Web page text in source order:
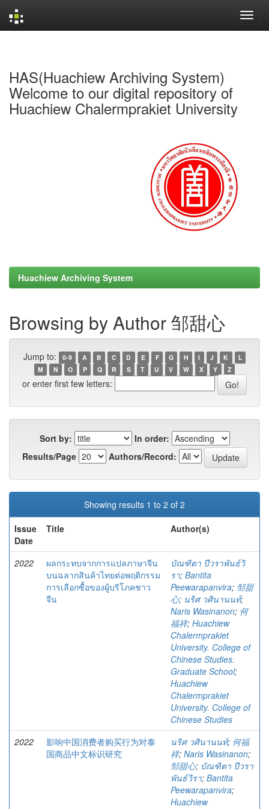
HAS(Huachiew Archiving System)
Welcome to our digital repository of
Huachiew Chalermprakiet University
Huachiew Archiving System
Browsing by Author 邹甜心
Jump to: 0-9 A B C D E F G H I J K
L
M
N O P Q R S T U V W X Y Z
or enter first few letters:
Sort by:
In order:
Results/Page
Authors/Record:
Showing results 1 to 2 of 2
Issue
Date
Title Author(s)
2022
ผลกระทบจากการแปลภาษาจีน
บนฉลากสินค้าไทยต่อพฤติกรรม
การเลือกซื้อของผู้บริโภคชาว
จีน
บัณฑิตา ปีวราพันธ์วิ
รา; Bantita
Peewarapanvira; 邹甜
心; นริศ วศินานนท์;
Naris Wasinanon; 何
福祥; Huachiew
Chalermprakiet
University. College of
Chinese Studies.
Graduate School;
Huachiew
Chalermprakiet
University. College of
Chinese Studies
2022
影响中国消费者购买行为对泰
国商品中文标识研究
นริศ วศินานนท์; 何福
祥; Naris Wasinanon;
邹甜心; บัณฑิตา ปีวรา
พันธ์วิรา; Bantita
Peewarapanvira;
Huachiew